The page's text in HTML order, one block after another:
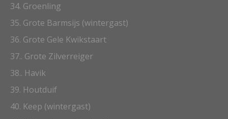
34. Groenling
35. Grote Barmsijs (wintergast)
36. Grote Gele Kwikstaart
37.. Grote Zilverreiger
38.. Havik
39. Houtduif
40. Keep (wintergast)